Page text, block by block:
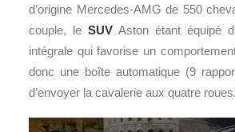
d’origine Mercedes-AMG de 550
couple, le SUV Aston étant équipé
intégrale qui favorise un
donc une boîte automatique (9
d’envoyer la cavalerie aux quatre roues.